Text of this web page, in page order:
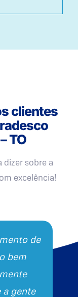
clientes
TO
dizer sobre a
excelência!
de
bem
a gente